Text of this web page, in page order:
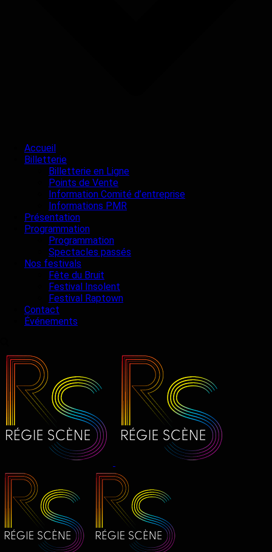
Accueil
Billetterie
Billetterie en Ligne
Points de Vente
Information Comité d’entreprise
Informations PMR
Présentation
Programmation
Programmation
Spectacles passés
Nos festivals
Fête du Bruit
Festival Insolent
Festival Raptown
Contact
Événements